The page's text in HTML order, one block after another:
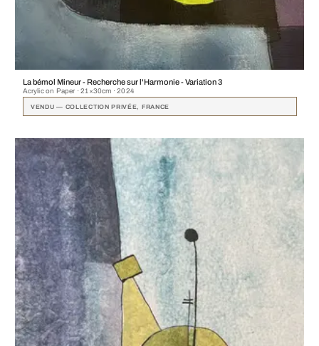
La bémol Mineur - Recherche sur l'Harmonie - Variation 3
Acrylic on Paper · 21×30cm · 2024
VENDU — COLLECTION PRIVÉE, FRANCE